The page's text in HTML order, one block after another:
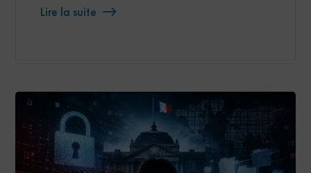
Lire la suite